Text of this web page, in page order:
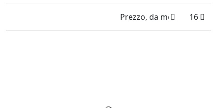
Prezzo, da meno caro a
16